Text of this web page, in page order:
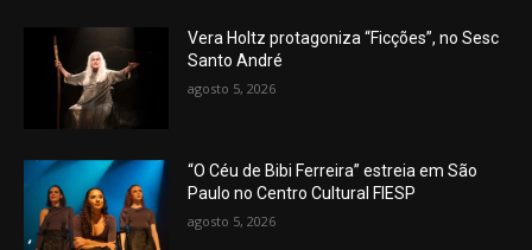
Vera Holtz protagoniza “Ficções”, no Sesc
Santo André
agosto 5, 2026
“O Céu de Bibi Ferreira” estreia em São
Paulo no Centro Cultural FIESP
agosto 5, 2026